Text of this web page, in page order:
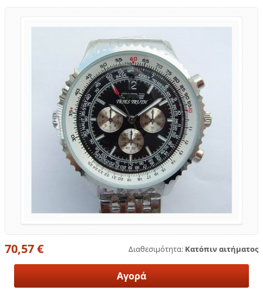
Διαθεσιμότητα: Κατόπιν αιτήματος
70,57 €